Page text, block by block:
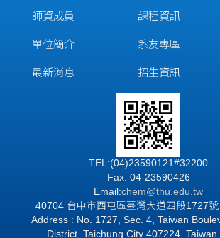
師資成員
單位簡介
最新消息
課程資訊
系友專區
招生資訊
TEL:(04)23590121#32200
Fax: 04-23590426
Email:chem@thu.edu.tw
40704 台中市西屯區臺灣大道四段1727
Address : No. 1727, Sec. 4, Taiwan
District, Taichung City 407224, Taiwan